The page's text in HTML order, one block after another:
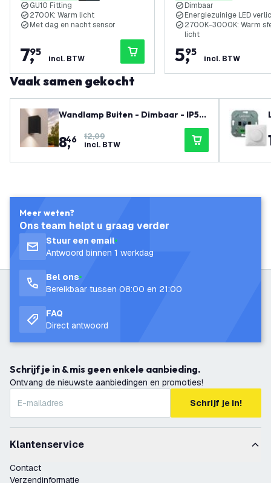
GU10 Fitting
2700K: Warm licht
Met dag en nacht sensor
7,
95
incl. BTW
Dimbaar
Energiezuinige LED
2700K-3000K: Warm
licht
5,
95
incl. BTW
Vaak samen gekocht
Wandlamp Buiten - Dimbaar - IP54
- GU10 Fitting - Up & Down - Zwart
- Geschikt voor Binnen & Buiten
8,
46
12,09
incl. BTW
Meer weten?
Ons team helpt u graag verder
Stuur een email
Antwoord binnen 1 werkdag
Bel ons
Bereikbaar tussen 08:00 en 21:00
FAQ
Direct antwoord
Schrijf je in & mis geen enkele aanbieding.
Ontvang de nieuwste aanbiedingen en promoties!
Schrijf je in!
Klantenservice
Contact
Verzendinformatie